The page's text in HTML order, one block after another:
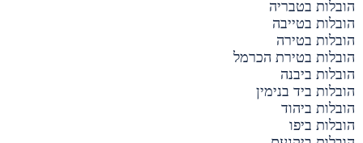
הובלות בטבריה
הובלות בטייבה
הובלות בטירה
הובלות בטירת הכרמל
הובלות ביבנה
הובלות ביד בנימין
הובלות ביהוד
הובלות ביפו